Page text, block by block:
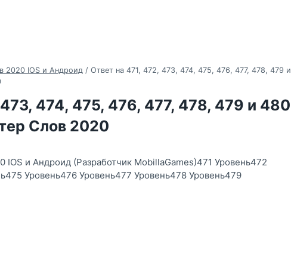
2020 IOS и Андроид / Ответ на 471, 472, 473, 474, 475, 476, 477, 478, 479 и
474, 475, 476, 477, 478, 479 и 480
Слов 2020
IOS и Андроид (Разработчик MobillaGames)471 Уровень472
Уровень476 Уровень477 Уровень478 Уровень479